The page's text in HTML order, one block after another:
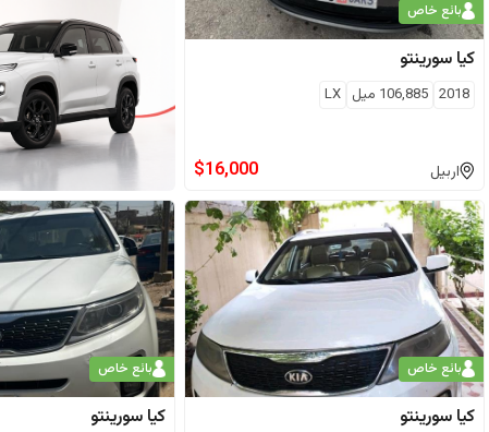
بائع خاص
كيا سورينتو
2018
106,885 ميل LX
اربيل $16,000
بائع خاص
كيا سورينتو
بائع خاص
كيا سورينتو